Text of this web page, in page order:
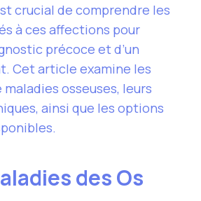
crucial de comprendre les
à ces affections pour
précoce et d’un
Cet article examine les
osseuses, leurs
ainsi que les options
des Os